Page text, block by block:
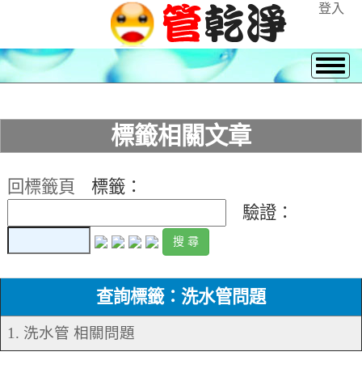
登入
標籤相關文章
回標籤頁
標籤：
驗證：
查詢標籤：洗水管問題
1. 洗水管 相關問題